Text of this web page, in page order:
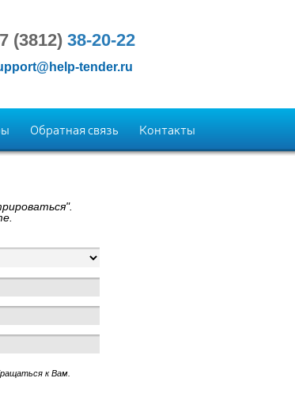
(3812) 38-20-22
tender.ru
Обратная связь Контакты
к Вам.